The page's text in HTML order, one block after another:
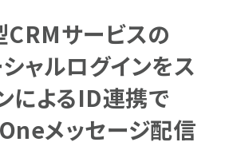
CRMサービスの
ャルログインをス
によるID連携で
メッセージ配信